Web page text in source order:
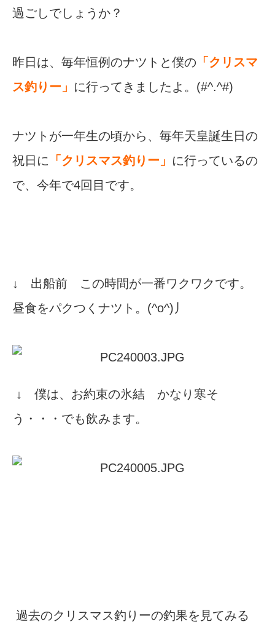
過ごしでしょうか？
昨日は、毎年恒例のナツトと僕の 「クリスマ
ス釣りー」 に行ってきましたよ。(#^.^#)
ナツトが一年生の頃から、毎年天皇誕生日の
祝日に 「クリスマス釣りー」 に行っているの
で、今年で4回目です。
↓ 出船前 この時間が一番ワクワクです。
昼食をパクつくナツト。(^o^)丿
↓ 僕は、お約束の氷結 かなり寒そ
う・・・でも飲みます。
過去のクリスマス釣りーの釣果を見てみる